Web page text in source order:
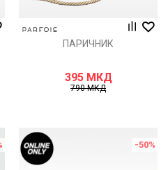
ПАРИЧНИК
395 МКД
790МКД
-50%